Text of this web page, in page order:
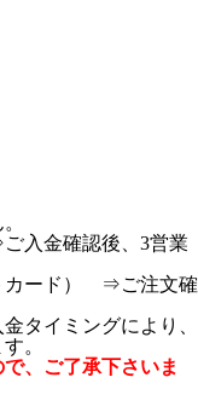
入金確認後、3営業
カード） ⇒ご注文確
タイミングにより、
。
、ご了承下さいま